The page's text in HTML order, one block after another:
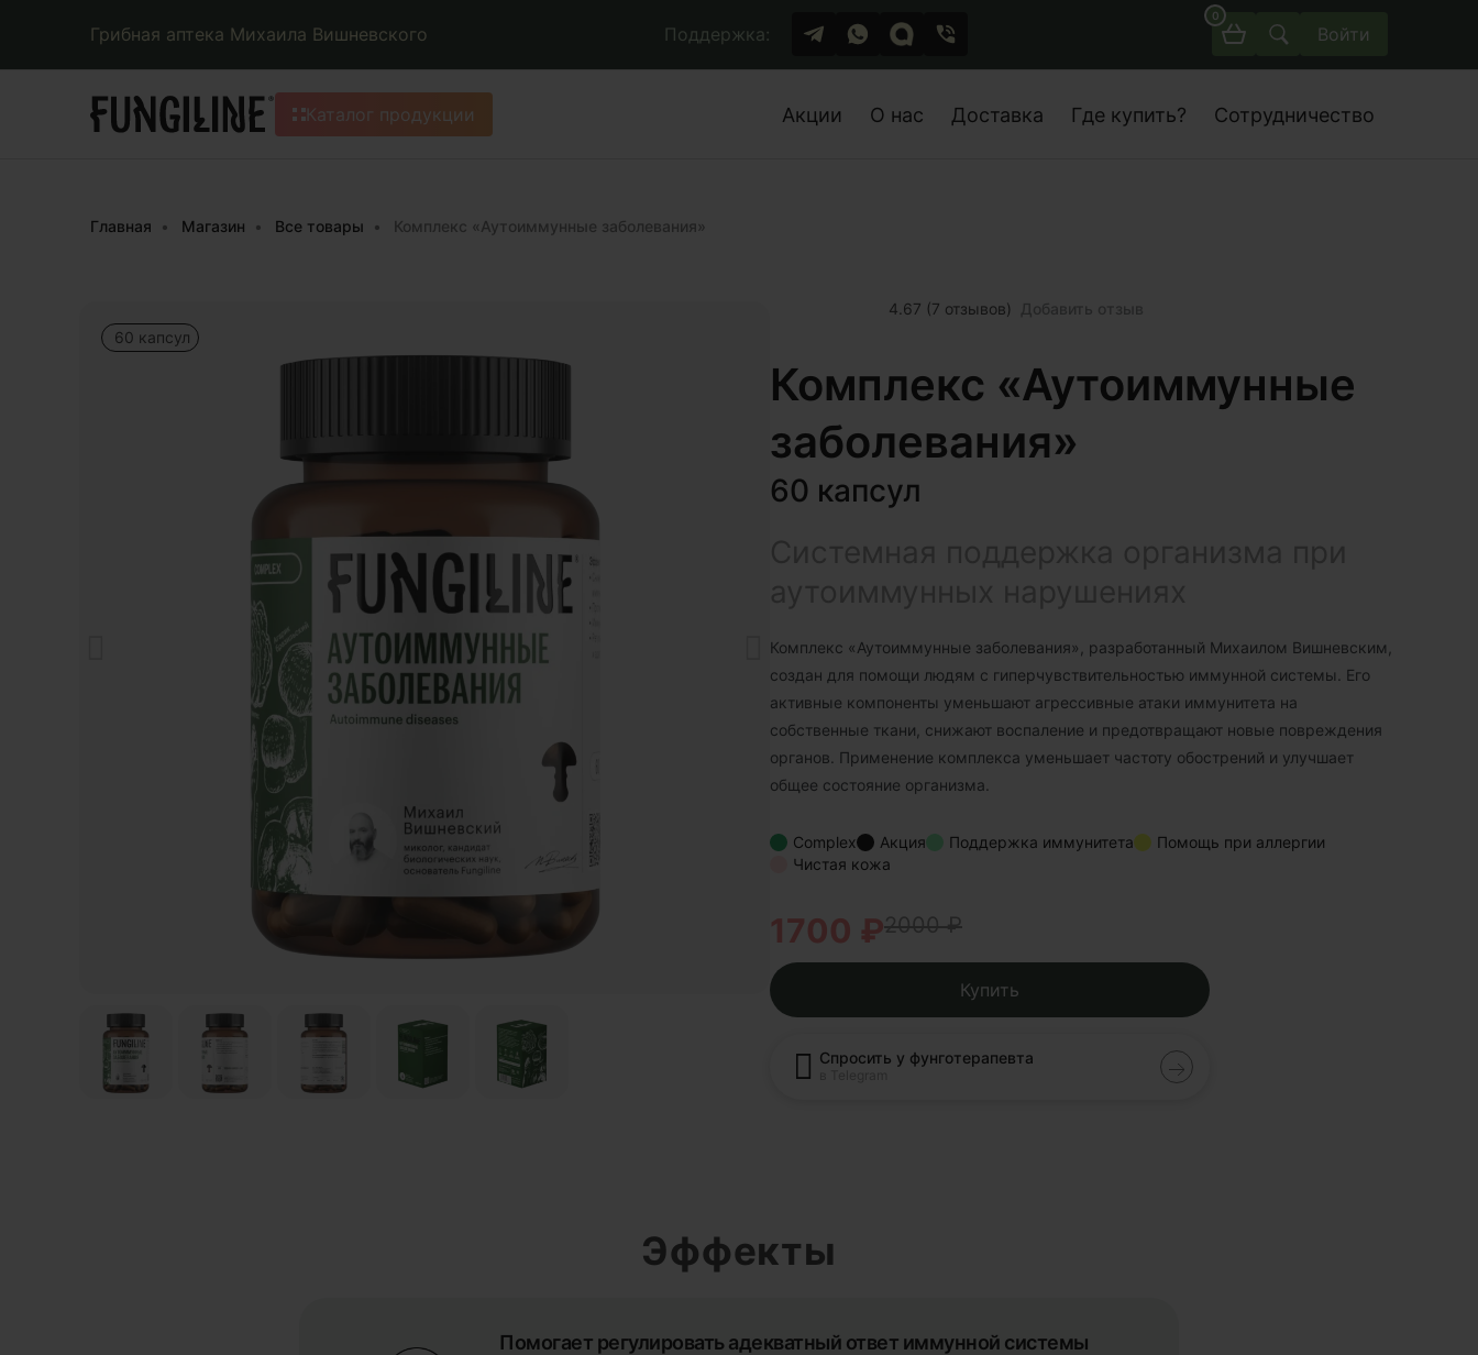
Грибная аптека Михаила Вишневского Поддержка:
0
Войти
Каталог продукции Акции О нас Доставка Где купить? Сотрудничество
Главная Магазин Все товары Комплекс «Аутоиммунные заболевания»
60 капсул
4.67 (7 отзывов) Добавить отзыв
Комплекс «Аутоиммунные
заболевания»
60 капсул
Комплекс «Аутоиммунные заболевания», разработанный Михаилом Вишневским,
создан для помощи людям с гиперчувствительностью иммунной системы. Его
активные компоненты уменьшают агрессивные атаки иммунитета на
собственные ткани, снижают воспаление и предотвращают новые повреждения
органов. Применение комплекса уменьшает частоту обострений и улучшает
общее состояние организма.
Complex Акция Поддержка иммунитета
Помощь при аллергии
Чистая кожа
1700 ₽2000 ₽
Купить
Спросить у фунготерапевта
Эффекты
Помогает регулировать адекватный ответ иммунной системы